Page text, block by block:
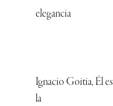
elegancia
Ignacio Goitia, Él es
la